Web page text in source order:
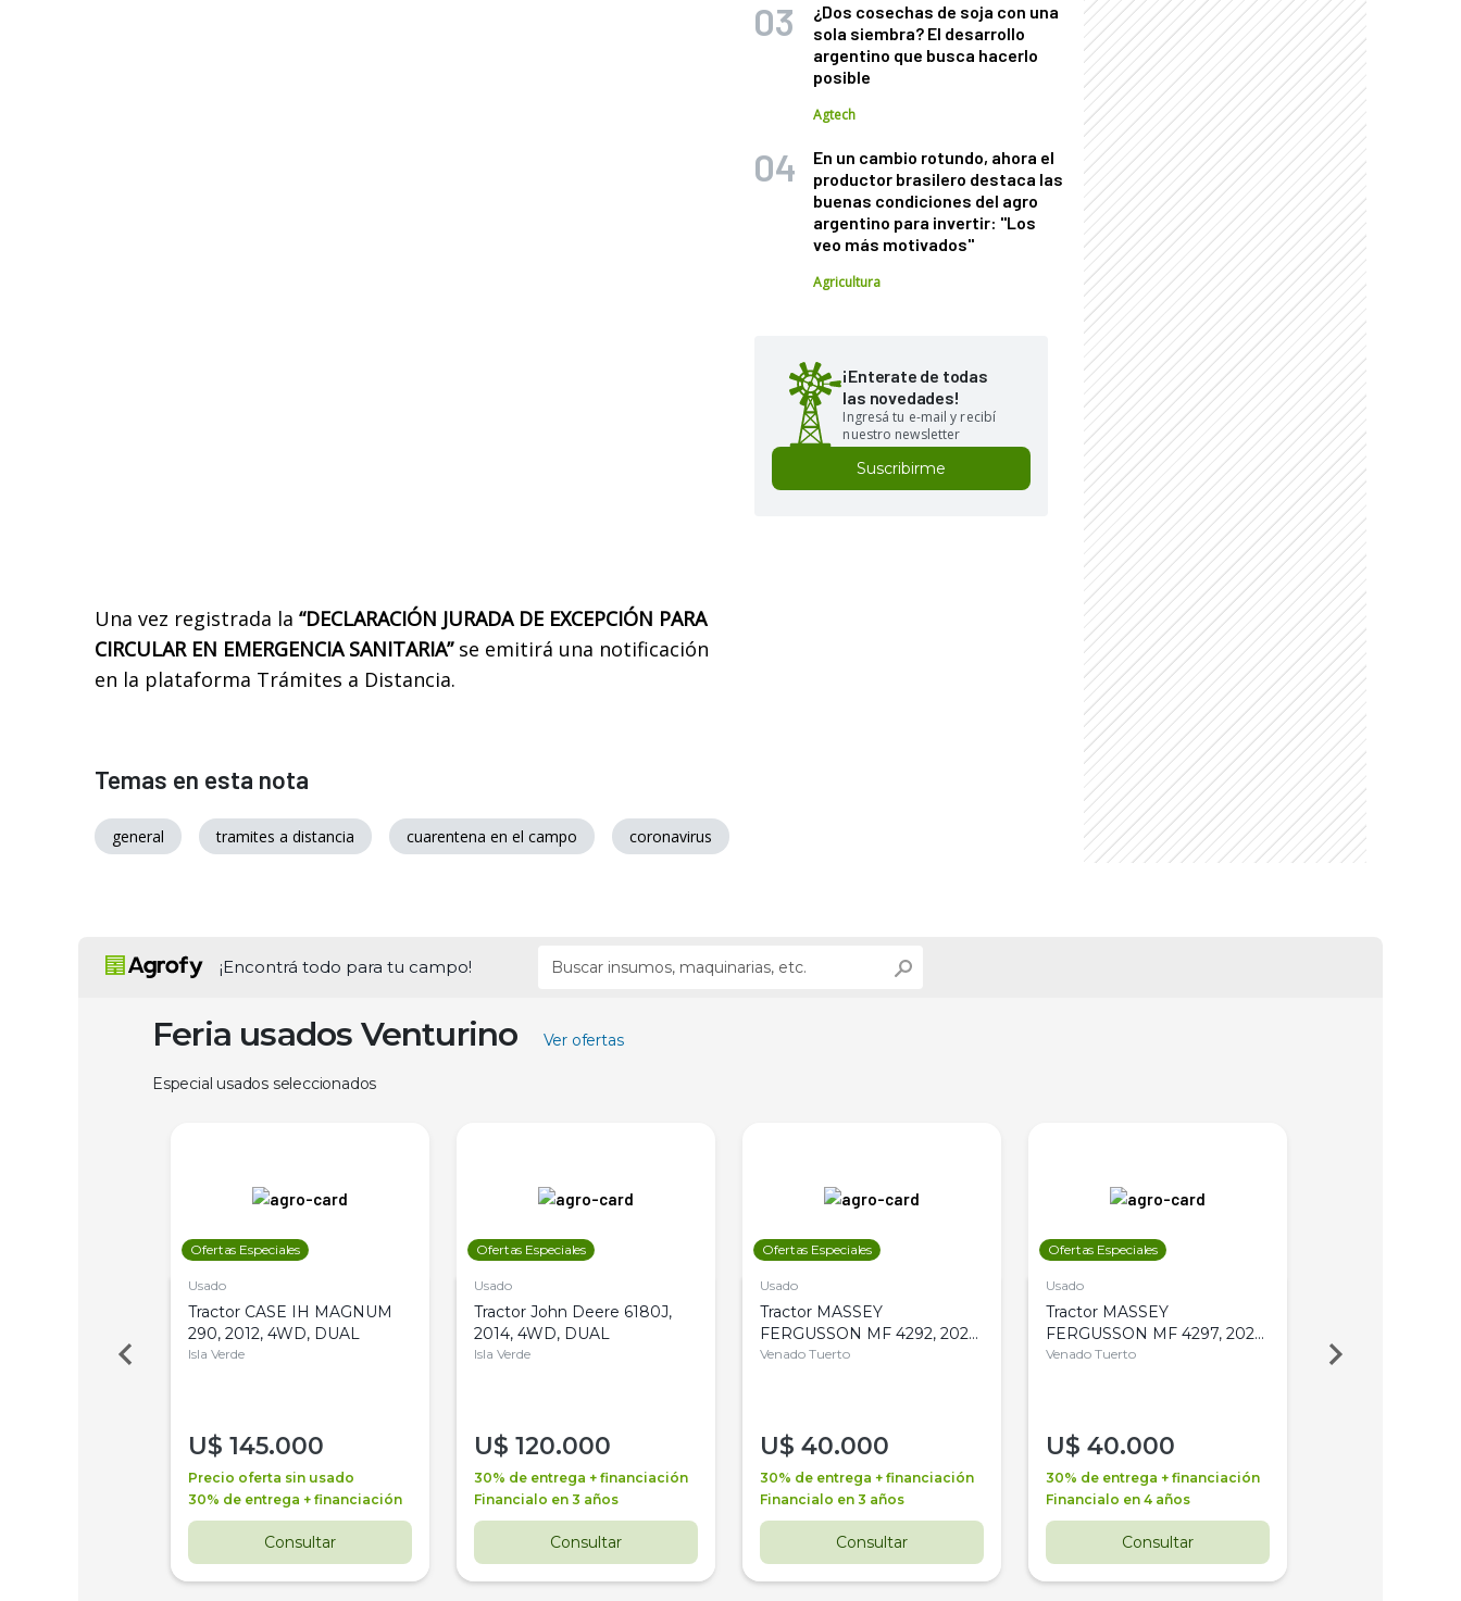
Una vez registrada la “DECLARACIÓN JURADA DE EXCEPCIÓN PARA
CIRCULAR EN EMERGENCIA SANITARIA”se emitirá una notificación
en la plataforma Trámites a Distancia.
¿Dos cosechas de soja con una
sola siembra? El desarrollo
argentino que busca hacerlo
posible
Agtech
En un cambio rotundo, ahora el
productor brasilero destaca las
buenas condiciones del agro
argentino para invertir: "Los
veo más motivados"
Agricultura
¡Enterate de todas
las novedades!
Ingresá tu e-mail y recibí
nuestro newsletter
Suscribirme
Temas en esta nota
general tramites a distancia cuarentena en el campo coronavirus
¡Encontrá todo para tu campo!
Feria usados Venturino Ver ofertas
Especial usados seleccionados
Ofertas Especiales
Usado
Tractor CASE IH MAGNUM
290, 2012, 4WD, DUAL
Isla Verde
U$ 145.000
Precio oferta sin usado
30% de entrega + financiación
Consultar
Ofertas Especiales
Usado
Tractor John Deere 6180J,
2014, 4WD, DUAL
Isla Verde
U$ 120.000
30% de entrega + financiación
Financialo en 3 años
Consultar
Ofertas Especiales
Usado
Tractor MASSEY
FERGUSSON MF 4292, 2020,
4WD, PATON
Venado Tuerto
U$ 40.000
30% de entrega + financiación
Financialo en 3 años
Consultar
Ofertas Especiales
Usado
Tractor MASSEY
FERGUSSON MF 4297, 2020,
4WD, PATON
Venado Tuerto
U$ 40.000
30% de entrega + financiación
Financialo en 4 años
Consultar
Venado Tuerto